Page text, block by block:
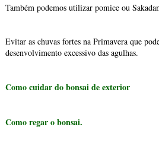
Também podemos utilizar pomice ou
Evitar as chuvas fortes na Primavera que
desenvolvimento excessivo das agulhas.
Como cuidar do bonsai de exterior
Como regar o bonsai.